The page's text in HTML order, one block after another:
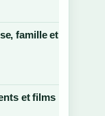
famille et
et films